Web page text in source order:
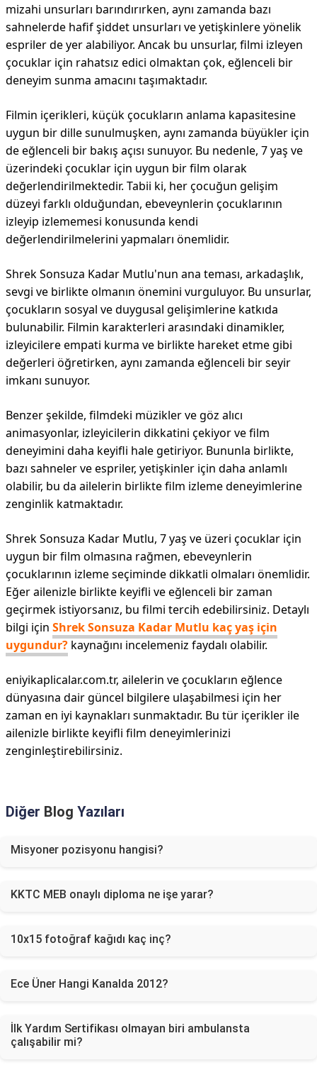
mizahi unsurları barındırırken, aynı zamanda bazı
sahnelerde hafif şiddet unsurları ve yetişkinlere yönelik
espriler de yer alabiliyor. Ancak bu unsurlar, filmi izleyen
çocuklar için rahatsız edici olmaktan çok, eğlenceli bir
deneyim sunma amacını taşımaktadır.
Filmin içerikleri, küçük çocukların anlama kapasitesine
uygun bir dille sunulmuşken, aynı zamanda büyükler için
de eğlenceli bir bakış açısı sunuyor. Bu nedenle, 7 yaş ve
üzerindeki çocuklar için uygun bir film olarak
değerlendirilmektedir. Tabii ki, her çocuğun gelişim
düzeyi farklı olduğundan, ebeveynlerin çocuklarının
izleyip izlememesi konusunda kendi
değerlendirilmelerini yapmaları önemlidir.
Shrek Sonsuza Kadar Mutlu'nun ana teması, arkadaşlık,
sevgi ve birlikte olmanın önemini vurguluyor. Bu unsurlar,
çocukların sosyal ve duygusal gelişimlerine katkıda
bulunabilir. Filmin karakterleri arasındaki dinamikler,
izleyicilere empati kurma ve birlikte hareket etme gibi
değerleri öğretirken, aynı zamanda eğlenceli bir seyir
imkanı sunuyor.
Benzer şekilde, filmdeki müzikler ve göz alıcı
animasyonlar, izleyicilerin dikkatini çekiyor ve film
deneyimini daha keyifli hale getiriyor. Bununla birlikte,
bazı sahneler ve espriler, yetişkinler için daha anlamlı
olabilir, bu da ailelerin birlikte film izleme deneyimlerine
zenginlik katmaktadır.
Shrek Sonsuza Kadar Mutlu, 7 yaş ve üzeri çocuklar için
uygun bir film olmasına rağmen, ebeveynlerin
çocuklarının izleme seçiminde dikkatli olmaları önemlidir.
Eğer ailenizle birlikte keyifli ve eğlenceli bir zaman
geçirmek istiyorsanız, bu filmi tercih edebilirsiniz. Detaylı
bilgi için Shrek Sonsuza Kadar Mutlu kaç yaş için
uygundur? kaynağını incelemeniz faydalı olabilir.
eniyikaplicalar.com.tr, ailelerin ve çocukların eğlence
dünyasına dair güncel bilgilere ulaşabilmesi için her
zaman en iyi kaynakları sunmaktadır. Bu tür içerikler ile
ailenizle birlikte keyifli film deneyimlerinizi
zenginleştirebilirsiniz.
Diğer Blog Yazıları
Misyoner pozisyonu hangisi?
KKTC MEB onaylı diploma ne işe yarar?
10x15 fotoğraf kağıdı kaç inç?
Ece Üner Hangi Kanalda 2012?
İlk Yardım Sertifikası olmayan biri ambulansta
çalışabilir mi?